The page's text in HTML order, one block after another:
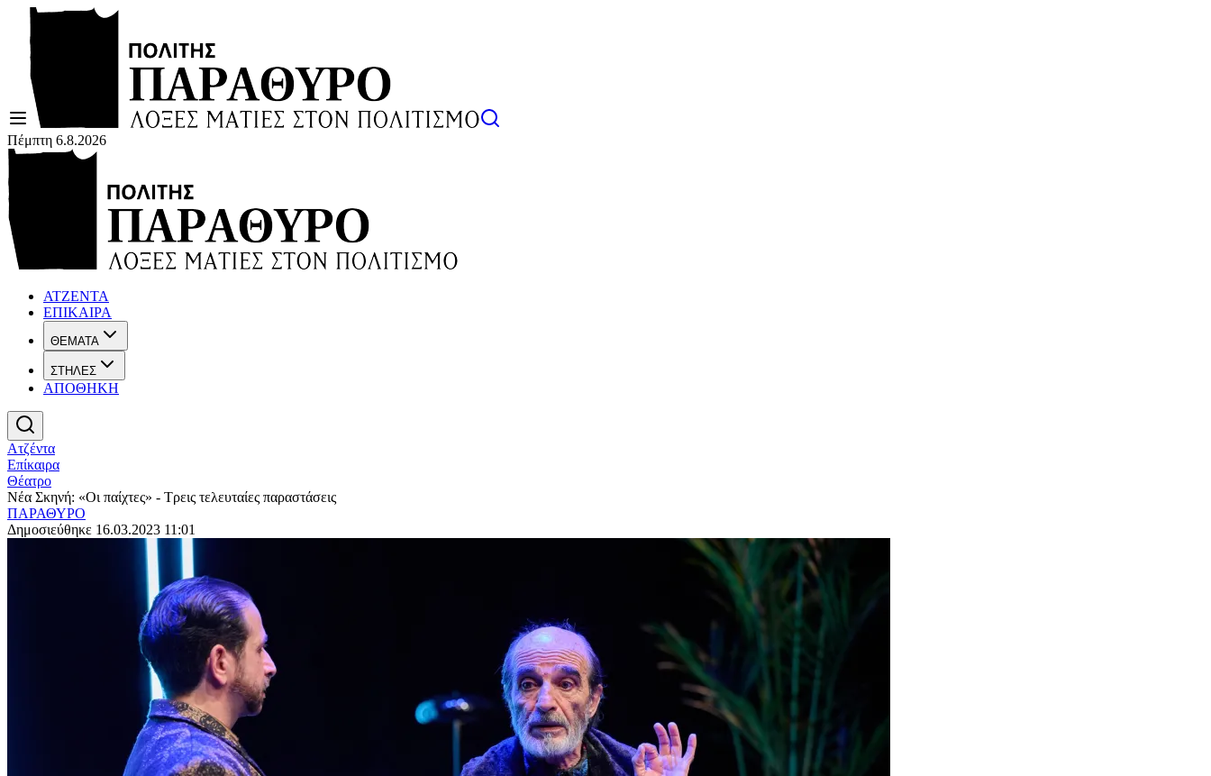
Πέμπτη 6.8.2026
ΑΤΖΕΝΤΑ
ΕΠΙΚΑΙΡΑ
ΘΕΜΑΤΑ
ΣΤΗΛΕΣ
ΑΠΟΘΗΚΗ
Ατζέντα
Επίκαιρα
Θέατρο
Νέα Σκηνή: «Οι παίχτες» - Τρεις τελευταίες παραστάσεις
ΠΑΡΑΘΥΡΟ
Δημοσιεύθηκε 16.03.2023 11:01